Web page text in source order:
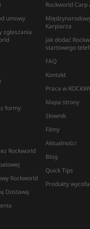
umowy
zgłaszania
formy
Rockworld
Rockworld
Dostawą
Rockworld Carp
Karpiarza
Jak dodać
startowego
FAQ
Kontakt
Praca w
Mapa strony
Słownik
Filmy
Aktualności
Blog
Quick Tips
Produkty